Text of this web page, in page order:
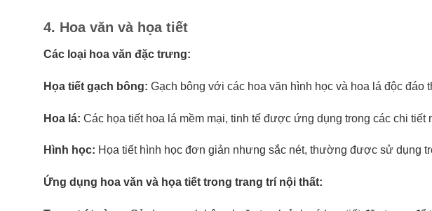
4. Hoa văn và họa tiết
Các loại hoa văn đặc trưng:
Họa tiết gạch bông: Gạch bông với các hoa văn hình học và hoa lá độc
Hoa lá: Các họa tiết hoa lá mềm mại, tinh tế được ứng dụng trong các chi
Hình học: Họa tiết hình học đơn giản nhưng sắc nét, thường được sử dụng
Ứng dụng hoa văn và họa tiết trong trang trí nội thất: